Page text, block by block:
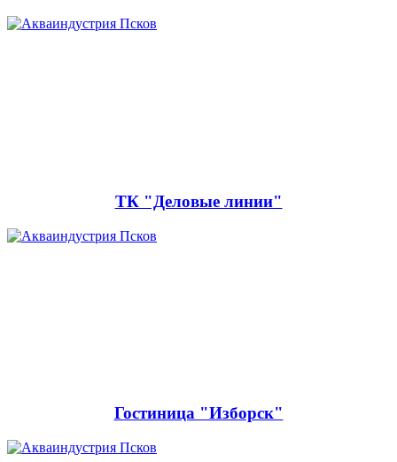
ТК "Деловые линии"
Гостиница "Изборск"